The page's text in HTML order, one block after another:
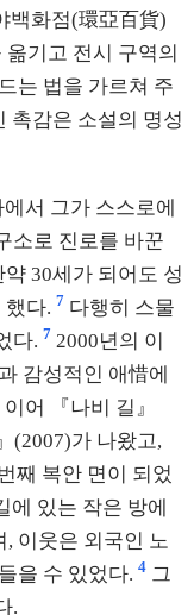
백화점(環亞百貨)
기고 전시 구역의
는 법을 가르쳐 주
촉감은 소설의 명성
서 그가 스스로에
소로 진로를 바꾼
30세가 되어도 성
했다. 7 다행히 스물
다. 7 2000년의 이
감성적인 애惜에
어 『나비 길』
(2007)가 나왔고,
째 복안 면이 되었
에 있는 작은 방에
이웃은 외국인 노
을 수 있었다. 4 그
.